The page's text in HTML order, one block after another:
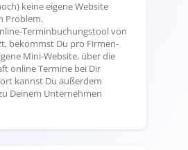
keine eigene Website
Problem.
Terminbuchungstool von
bekommst Du pro Firmen-
Mini-Website, über die
online Termine bei Dir
kannst Du außerdem
Deinem Unternehmen